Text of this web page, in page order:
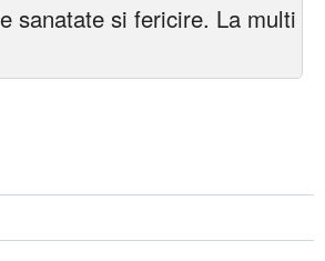
sanatate si fericire. La multi